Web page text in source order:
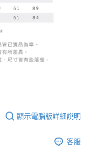
顯示電腦版詳細說明
客服